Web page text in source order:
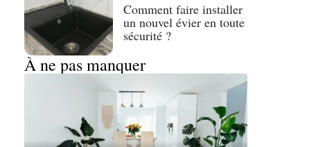
Comment faire installer
un nouvel évier en toute
sécurité ?
À ne pas manquer